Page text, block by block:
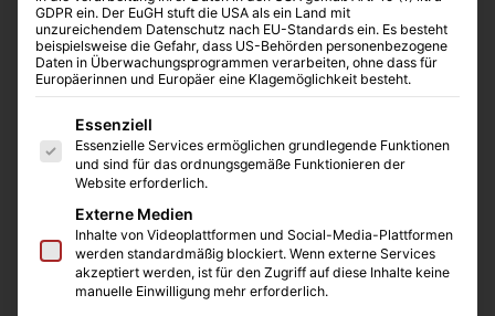
Manuelle Ein- und Mehrfach-
Spritzendispenser
Spezifisch konfiguriert, um die vielen Liquid-
GDPR ein. Der EuGH stuft die USA als ein Land mit
unzureichendem Datenschutz nach EU-Standards ein. Es besteht
beispielsweise die Gefahr, dass US-Behörden personenbezogene
Daten in Überwachungsprogrammen verarbeiten, ohne dass für
Europäerinnen und Europäer eine Klagemöglichkeit besteht.
Es folgt eine Liste der Service-Gruppen, für die eine
Essenziell
Essenzielle Services ermöglichen grundlegende Funktionen
und sind für das ordnungsgemäße Funktionieren der
Website erforderlich.
Externe Medien
Inhalte von Videoplattformen und Social-Media-Plattformen
werden standardmäßig blockiert. Wenn externe Services
akzeptiert werden, ist für den Zugriff auf diese Inhalte keine
manuelle Einwilligung mehr erforderlich.